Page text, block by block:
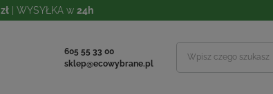
| WYSYŁKA w 24h
605 55 33 00
sklep@ecowybrane.pl